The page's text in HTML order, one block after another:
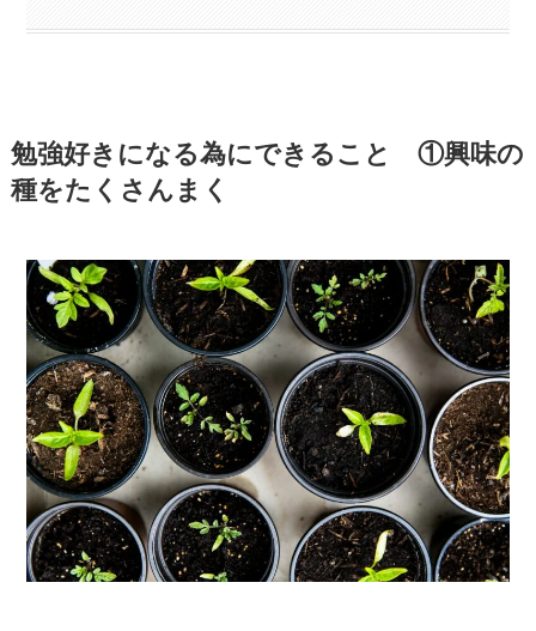
勉強好きになる為にできること ①興味の
種をたくさんまく